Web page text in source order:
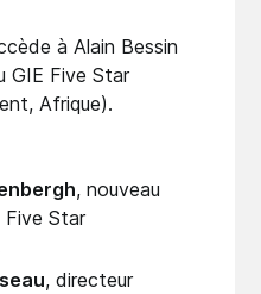
à Alain Bessin
GIE Five Star
Afrique).
, nouveau
Five Star
, directeur